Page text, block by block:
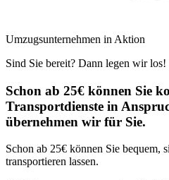
Umzugsunternehmen in Aktion
Sind Sie bereit? Dann legen wir los!
Schon ab 25€ können Sie
Transportdienste in
übernehmen wir für Sie.
Schon ab 25€ können Sie bequem,
transportieren lassen.